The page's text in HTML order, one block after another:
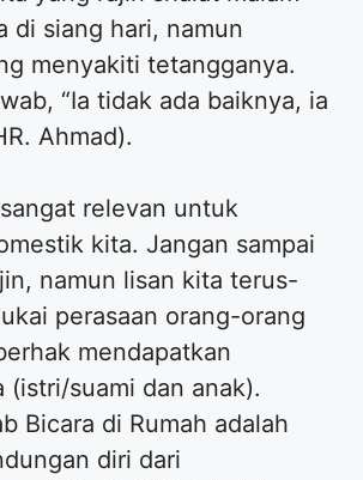
di siang hari, namun
menyakiti tetangganya.
“Ia tidak ada baiknya, ia
Ahmad).
relevan untuk
kita. Jangan sampai
namun lisan kita terus-
perasaan orang-orang
mendapatkan
(istri/suami dan anak).
Bicara di Rumah adalah
diri dari